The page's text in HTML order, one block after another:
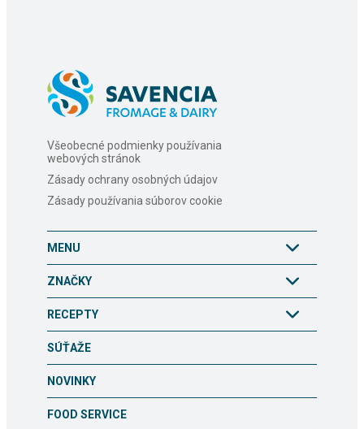
Všeobecné podmienky používania
webových stránok
Zásady ochrany osobných údajov
Zásady používania súborov cookie
MENU
ZNAČKY
RECEPTY
SÚŤAŽE
NOVINKY
FOOD SERVICE